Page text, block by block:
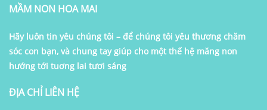
MẦM NON HOA MAI
Hãy luôn tin yêu chúng tôi – để chúng tôi yêu thương chăm
sóc con bạn, và chung tay giúp cho một thế hệ măng non
hướng tới tuơng lai tươi sáng
ĐỊA CHỈ LIÊN HỆ